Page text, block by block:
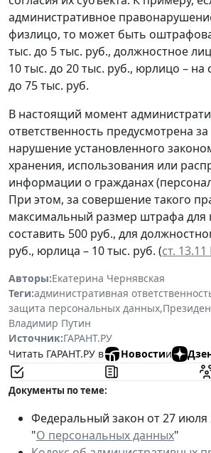
административное
физлицо, то может быть
тыс. до 5 тыс. руб., должностное
10 тыс. до 20 тыс. руб., юрлицо – на
до 75 тыс. руб.
В настоящий момент
ответственность предусмотрена за
нарушение установленного
хранения, использования или
информации о гражданах
При этом, за совершение такого
максимальный размер штрафа для
составить 500 руб., для
руб., юрлица – 10 тыс. руб. (ст.
Авторы:Екатерина Чернявская
Теги:административная
защита персональных данных,
Владимир Путин
Источник:ГАРАНТ.РУ
Читать ГАРАНТ.РУ в
Новостии
Документы по теме:
Федеральный закон от 27
"О персональных данных"